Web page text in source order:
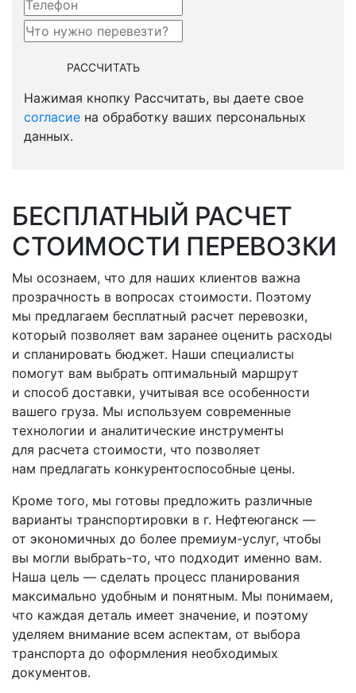
Нажимая кнопку Рассчитать, вы даете свое
согласие на обработку ваших персональных
данных.
БЕСПЛАТНЫЙ РАСЧЕТ
СТОИМОСТИ ПЕРЕВОЗКИ
Мы осознаем, что для наших клиентов важна
прозрачность в вопросах стоимости. Поэтому
мы предлагаем бесплатный расчет перевозки,
который позволяет вам заранее оценить расходы
и спланировать бюджет. Наши специалисты
помогут вам выбрать оптимальный маршрут
и способ доставки, учитывая все особенности
вашего груза. Мы используем современные
технологии и аналитические инструменты
для расчета стоимости, что позволяет
нам предлагать конкурентоспособные цены.
Кроме того, мы готовы предложить различные
варианты транспортировки в г. Нефтеюганск —
от экономичных до более премиум-услуг, чтобы
вы могли выбрать-то, что подходит именно вам.
Наша цель — сделать процесс планирования
максимально удобным и понятным. Мы понимаем,
что каждая деталь имеет значение, и поэтому
уделяем внимание всем аспектам, от выбора
транспорта до оформления необходимых
документов.